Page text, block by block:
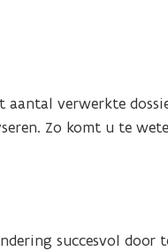
verwerkte
Zo komt u te
succesvol door